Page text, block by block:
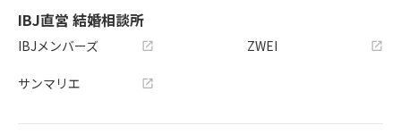
IBJ直営 結婚相談所
IBJメンバーズ
サンマリエ
ZWEI